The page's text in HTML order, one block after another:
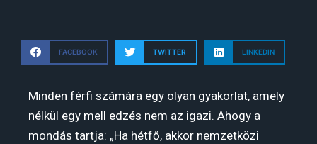
FACEBOOK TWITTER LINKEDIN
Minden férfi számára egy olyan gyakorlat, amely
nélkül egy mell edzés nem az igazi. Ahogy a
mondás tartja: „Ha hétfő, akkor nemzetközi